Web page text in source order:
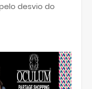
desvio do